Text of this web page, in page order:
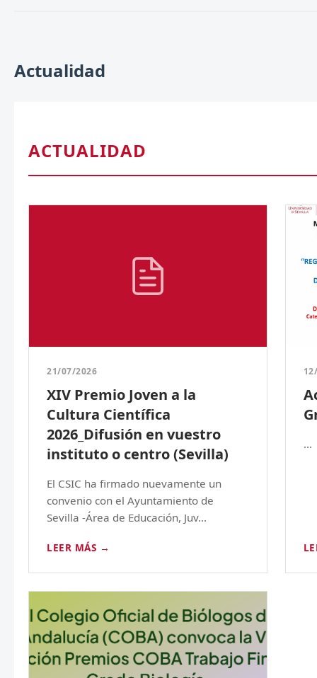
Actualidad
ACTUALIDAD
21/07/2026
XIV Premio Joven a la
Cultura Científica
2026_Difusión en vuestro
instituto o centro (Sevilla)
El CSIC ha firmado nuevamente un
convenio con el Ayuntamiento de
Sevilla -Área de Educación, Juv...
LEER MÁS →
...